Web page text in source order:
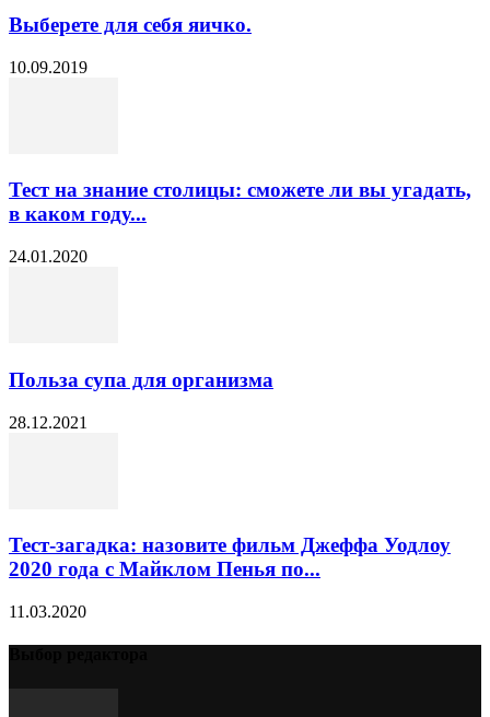
Выберете для себя яичко.
10.09.2019
Тест на знание столицы: сможете ли вы угадать,
в каком году...
24.01.2020
Польза супа для организма
28.12.2021
Тест-загадка: назовите фильм Джеффа Уодлоу
2020 года с Майклом Пенья по...
11.03.2020